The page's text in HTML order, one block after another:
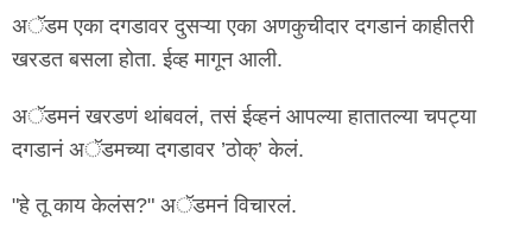
अॅडम एका दगडावर दुसऱ्या एका अणकुचीदार दगडानं काहीतरी
खरडत बसला होता. ईव्ह मागून आली.
अॅडमनं खरडणं थांबवलं, तसं ईव्हनं आपल्या हातातल्या चपट्या
दगडानं अॅडमच्या दगडावर ’ठोक्‌’ केलं.
"हे तू काय केलंस?" अॅडमनं विचारलं.